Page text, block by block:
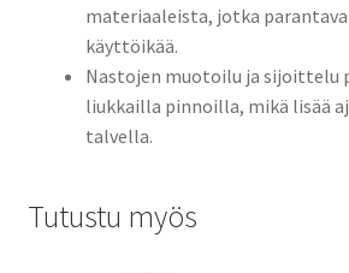
materiaaleista, jotka
käyttöikää.
Nastojen muotoilu ja sijoittelu
liukkailla pinnoilla, mikä lisää
talvella.
Tutustu myös